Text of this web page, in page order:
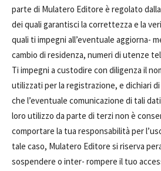
parte di Mulatero Editore è regolato
dei quali garantisci la correttezza e la
quali ti impegni all’eventuale aggiorna-
cambio di residenza, numeri di utenze
Ti impegni a custodire con diligenza il
utilizzati per la registrazione, e dichiari
che l’eventuale comunicazione di tali
loro utilizzo da parte di terzi non è
comportare la tua responsabilità per
tale caso, Mulatero Editore si riserva
sospendere o inter- rompere il tuo